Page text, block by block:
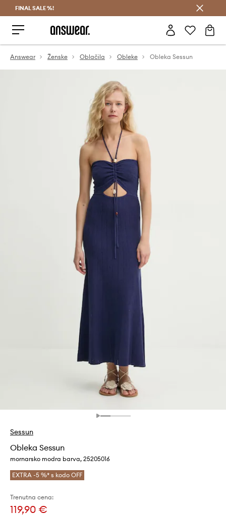
FINAL SALE %!
Answear Ženske Oblačila Obleke Obleka Sessun
Sessun
Obleka Sessun
mornarsko modra barva, 25205016
EXTRA -5 %* s kodo OFF
Trenutna cena:
119,90 €